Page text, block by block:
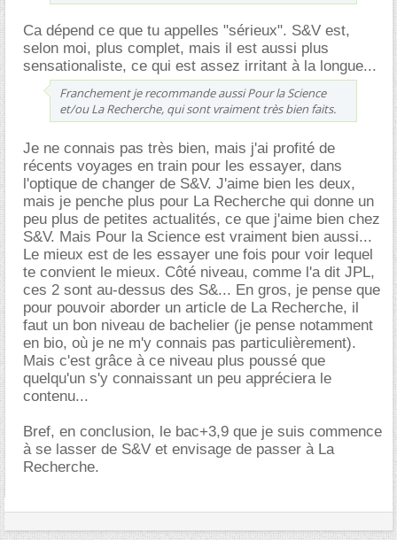
Ca dépend ce que tu appelles "sérieux". S&V est,
selon moi, plus complet, mais il est aussi plus
sensationaliste, ce qui est assez irritant à la longue...
Franchement je recommande aussi Pour la Science
et/ou La Recherche, qui sont vraiment très bien faits.
Je ne connais pas très bien, mais j'ai profité de
récents voyages en train pour les essayer, dans
l'optique de changer de S&V. J'aime bien les deux,
mais je penche plus pour La Recherche qui donne un
peu plus de petites actualités, ce que j'aime bien chez
S&V. Mais Pour la Science est vraiment bien aussi...
Le mieux est de les essayer une fois pour voir lequel
te convient le mieux. Côté niveau, comme l'a dit JPL,
ces 2 sont au-dessus des S&... En gros, je pense que
pour pouvoir aborder un article de La Recherche, il
faut un bon niveau de bachelier (je pense notamment
en bio, où je ne m'y connais pas particulièrement).
Mais c'est grâce à ce niveau plus poussé que
quelqu'un s'y connaissant un peu appréciera le
contenu...
Bref, en conclusion, le bac+3,9 que je suis commence
à se lasser de S&V et envisage de passer à La
Recherche.